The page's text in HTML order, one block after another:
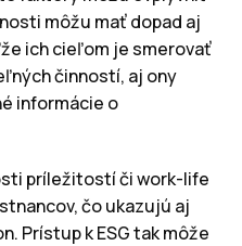
môžu mať dopad aj
ich cieľom je smerovať
činností, aj ony
informácie o
príležitostí či work-life
čo ukazujú aj
Prístup k ESG tak môže